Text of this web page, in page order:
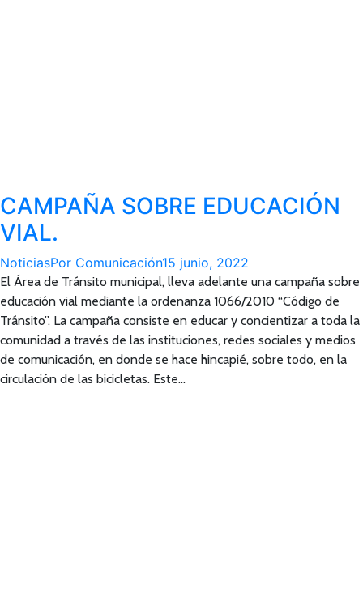
CAMPAÑA SOBRE EDUCACIÓN
VIAL.
NoticiasPor Comunicación15 junio, 2022
El Área de Tránsito municipal, lleva adelante una campaña sobre
educación vial mediante la ordenanza 1066/2010 “Código de
Tránsito”. La campaña consiste en educar y concientizar a toda la
comunidad a través de las instituciones, redes sociales y medios
de comunicación, en donde se hace hincapié, sobre todo, en la
circulación de las bicicletas. Este…